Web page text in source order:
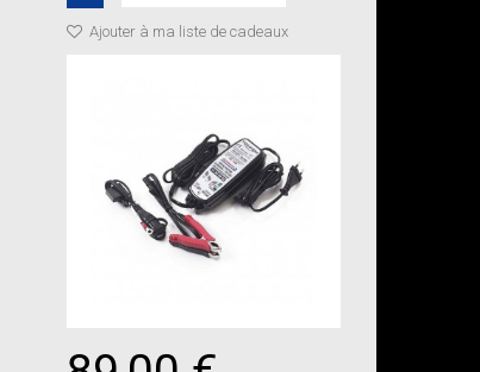
Ajouter à ma liste de cadeaux